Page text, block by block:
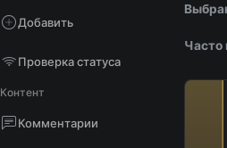
Добавить
Проверка статуса
Контент
Комментарии
Часто